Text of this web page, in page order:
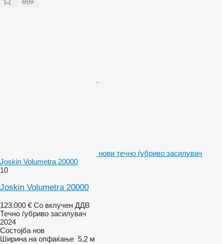
нови течно ѓубриво засилувач
Joskin Volumetra 20000
10
Joskin Volumetra 20000
123.000 € Со вклучен ДДВ
Течно ѓубриво засилувач
2024
Состојба нов
Ширина на опфаќање 5,2 м